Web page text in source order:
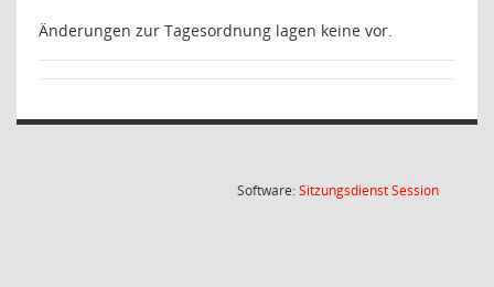
Änderungen zur Tagesordnung lagen keine vor.
Software:SitzungsdienstSession(Wird in